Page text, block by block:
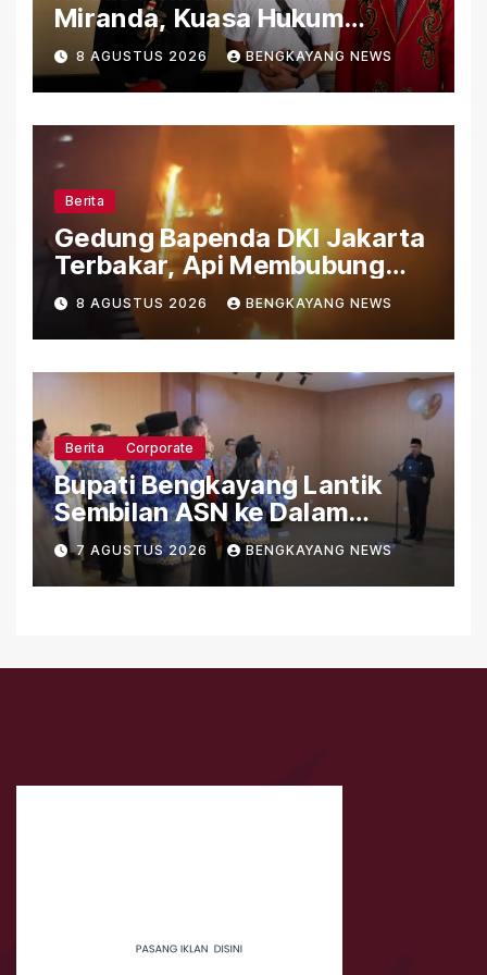
Miranda, Kuasa Hukum
Ungkap Sejumlah Persoalan
yang Belum Terjawab
8 AGUSTUS 2026 BENGKAYANG NEWS
Berita
Gedung Bapenda DKI Jakarta
Terbakar, Api Membubung
dari Bagian Atas Gedung
8 AGUSTUS 2026 BENGKAYANG NEWS
Berita Corporate
Bupati Bengkayang Lantik
Sembilan ASN ke Dalam
Jabatan Fungsional
7 AGUSTUS 2026 BENGKAYANG NEWS